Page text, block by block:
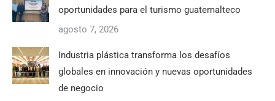
oportunidades para el turismo guatemalteco
agosto 7, 2026
Industria plástica transforma los desafíos
globales en innovación y nuevas oportunidades
de negocio